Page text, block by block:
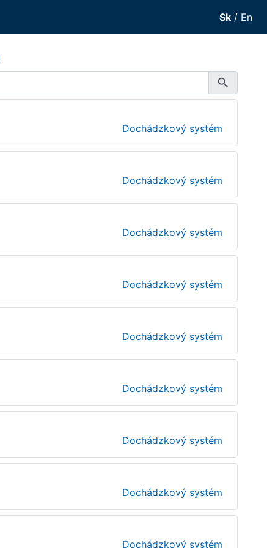
Sk / En
search
Dochádzkový systém
Dochádzkový systém
Dochádzkový systém
Dochádzkový systém
Dochádzkový systém
Dochádzkový systém
Dochádzkový systém
Dochádzkový systém
Dochádzkový systém